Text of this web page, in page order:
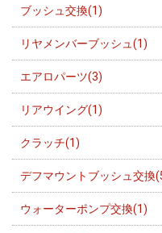
ブッシュ交換(1)
リヤメンバーブッシュ(1)
エアロパーツ(3)
リアウイング(1)
クラッチ(1)
デフマウントブッシュ交換
ウォーターポンプ交換(1)